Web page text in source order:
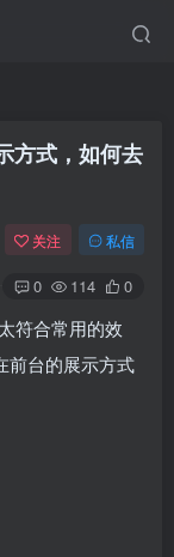
方式，如何去
关注 私信
0 114 0
符合常用的效
前台的展示方式